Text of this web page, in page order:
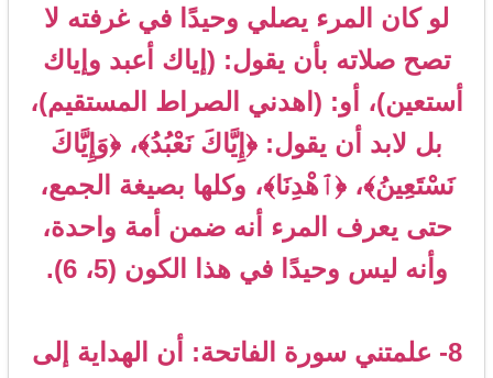
لو كان المرء يصلي وحيدًا في غرفته لا
تصح صلاته بأن يقول: (إياك أعبد وإياك
أستعين)، أو: (اهدني الصراط المستقيم)،
بل لابد أن يقول: ﴿إِيَّاكَ نَعْبُدُ﴾، ﴿وَإِيَّاكَ
نَسْتَعِينُ﴾، ﴿ٱهْدِنَا﴾، وكلها بصيغة الجمع،
حتى يعرف المرء أنه ضمن أمة واحدة،
وأنه ليس وحيدًا في هذا الكون (5، 6).
8- علمتني سورة الفاتحة: أن الهداية إلى